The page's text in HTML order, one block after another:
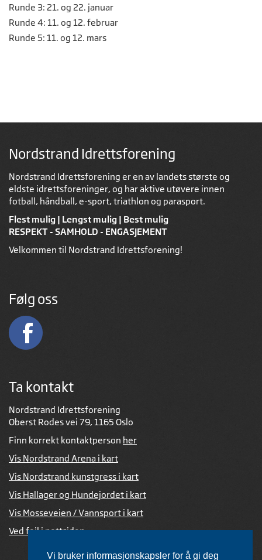
Vi bruker informasjonskapsler for å gi deg
Runde 3: 21. og 22. januar
Runde 4: 11. og 12. februar
Runde 5: 11. og 12. mars
Nordstrand Idrettsforening
Nordstrand Idrettsforening er en av landets største og
eldste idrettsforeninger, og har aktive utøvere innen
fotball, håndball, e-sport, triathlon og parasport.
Flest mulig | Lengst mulig | Best mulig
RESPEKT - SAMHOLD - ENGASJEMENT
Velkommen til Nordstrand Idrettsforening!
Følg oss
Ta kontakt
Nordstrand Idrettsforening
Oberst Rodes vei 79, 1165 Oslo
Finn korrekt kontaktperson her
Vis Nordstrand Arena i kart
Vis Nordstrand kunstgress i kart
Vis Hallager og Hundejordet i kart
Vis Mosseveien / Vannsport i kart
Ved feil i nettsiden